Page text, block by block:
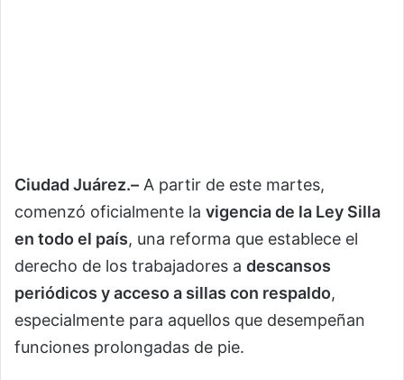
Ciudad Juárez.– A partir de este martes,
comenzó oficialmente la vigencia de la Ley Silla
en todo el país, una reforma que establece el
derecho de los trabajadores a descansos
periódicos y acceso a sillas con respaldo,
especialmente para aquellos que desempeñan
funciones prolongadas de pie.